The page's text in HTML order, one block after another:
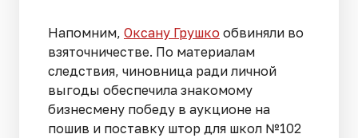
Напомним, Оксану Грушко обвиняли во
взяточничестве. По материалам
следствия, чиновница ради личной
выгоды обеспечила знакомому
бизнесмену победу в аукционе на
пошив и поставку штор для школ №102